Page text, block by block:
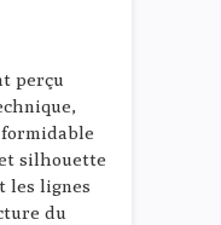
perçu
silhouette
les lignes
du